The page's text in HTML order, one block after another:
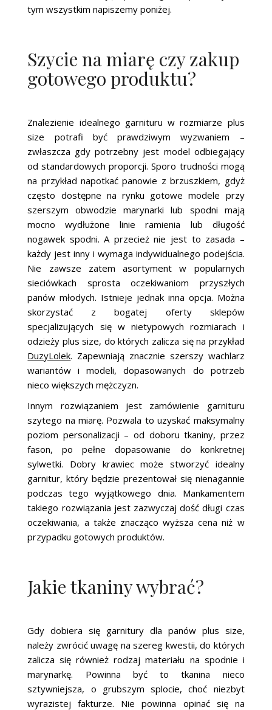
tym wszystkim napiszemy poniżej.
Szycie na miarę czy zakup
gotowego produktu?
Znalezienie idealnego garnituru w rozmiarze plus
size potrafi być prawdziwym wyzwaniem –
zwłaszcza gdy potrzebny jest model odbiegający
od standardowych proporcji. Sporo trudności mogą
na przykład napotkać panowie z brzuszkiem, gdyż
często dostępne na rynku gotowe modele przy
szerszym obwodzie marynarki lub spodni mają
mocno wydłużone linie ramienia lub długość
nogawek spodni. A przecież nie jest to zasada –
każdy jest inny i wymaga indywidualnego podejścia.
Nie zawsze zatem asortyment w popularnych
sieciówkach sprosta oczekiwaniom przyszłych
panów młodych. Istnieje jednak inna opcja. Można
skorzystać z bogatej oferty sklepów
specjalizujących się w nietypowych rozmiarach i
odzieży plus size, do których zalicza się na przykład
DuzyLolek. Zapewniają znacznie szerszy wachlarz
wariantów i modeli, dopasowanych do potrzeb
nieco większych mężczyzn.
Innym rozwiązaniem jest zamówienie garnituru
szytego na miarę. Pozwala to uzyskać maksymalny
poziom personalizacji – od doboru tkaniny, przez
fason, po pełne dopasowanie do konkretnej
sylwetki. Dobry krawiec może stworzyć idealny
garnitur, który będzie prezentował się nienagannie
podczas tego wyjątkowego dnia. Mankamentem
takiego rozwiązania jest zazwyczaj dość długi czas
oczekiwania, a także znacząco wyższa cena niż w
przypadku gotowych produktów.
Jakie tkaniny wybrać?
Gdy dobiera się garnitury dla panów plus size,
należy zwrócić uwagę na szereg kwestii, do których
zalicza się również rodzaj materiału na spodnie i
marynarkę. Powinna być to tkanina nieco
sztywniejsza, o grubszym splocie, choć niezbyt
wyrazistej fakturze. Nie powinna opinać się na